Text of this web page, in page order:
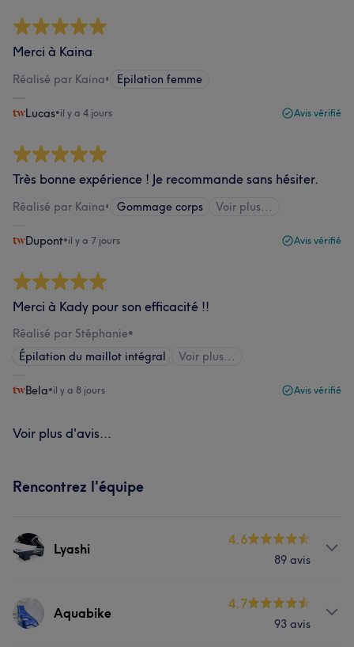
Merci à Kaina
Réalisé par Kaina• Epilation femme
Lucas•il y a 4 jours Avis vérifié
Très bonne expérience ! Je recommande sans hésiter.
Réalisé par Kaina• Gommage corps Voir plus...
Dupont•il y a 7 jours Avis vérifié
Merci à Kady pour son efficacité !!
Réalisé par Stéphanie•
Épilation du maillot intégral
Voir plus...
Bela•il y a 8 jours Avis vérifié
Voir plus d'avis...
Rencontrez l'équipe
Lyashi
4.6
89 avis
Prestations
Aquabike
4.7
93 avis